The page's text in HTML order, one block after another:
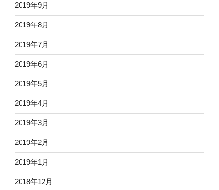
2019年9月
2019年8月
2019年7月
2019年6月
2019年5月
2019年4月
2019年3月
2019年2月
2019年1月
2018年12月